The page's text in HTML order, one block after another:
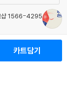
카트담기
샵 1566-4295
정책